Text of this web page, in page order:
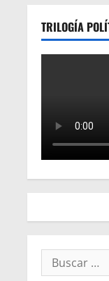
TRILOGÍA
Buscar: